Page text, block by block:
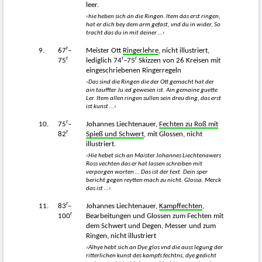
leer.
›hie heben sich an die Ringen. Item das erst ringen,
hat er dich bey dem arm gefast, vnd du in wider, So
tracht das du in mit deiner …‹
9. 67r–
75r
Meister Ott Ringerlehre, nicht illustriert,
lediglich 74r–75r Skizzen von 26 Kreisen mit
eingeschriebenen Ringerregeln
›Das sind die Ringen die der Ott gemacht hat der
ain tauffter Ju:ed gewesen ist. Ain gemaine guette
Ler. Item allen ringen sullen sein dreu ding, das erst
ist kunst …‹
10. 75r–
82r
Johannes Liechtenauer, Fechten zu Roß mit
Spieß und Schwert, mit Glossen, nicht
illustriert.
›Hie hebet sich an Maister Johannes Liechtenawers
Ross vechten das er hat lassen schreiben mit
verporgen worten … Das ist der text. Dein sper
bericht gegen reytten mach zu nicht. Glossa. Merck
das ist …‹
11. 83r–
100r
Johannes Liechtenauer, Kampffechten,
Bearbeitungen und Glossen zum Fechten mit
dem Schwert und Degen, Messer und zum
Ringen, nicht illustriert
›Alhye hebt sich an Dye glos vnd die auss legung der
ritterlichen kunst des kampfs fechtns, dye gedicht